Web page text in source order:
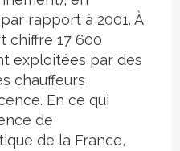
rapport à 2001. À
chiffre 17 600
exploitées par des
chauffeurs
En ce qui
de
de la France,